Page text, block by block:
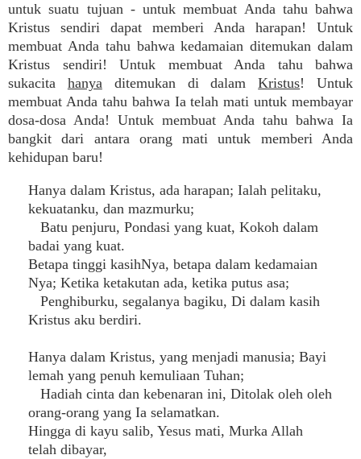
untuk suatu tujuan - untuk membuat Anda tahu bahwa
Kristus sendiri dapat memberi Anda harapan! Untuk
membuat Anda tahu bahwa kedamaian ditemukan dalam
Kristus sendiri! Untuk membuat Anda tahu bahwa
sukacita hanyaditemukan di dalamKristus! Untuk
membuat Anda tahu bahwa Ia telah mati untuk membayar
dosa-dosa Anda! Untuk membuat Anda tahu bahwa Ia
bangkit dari antara orang mati untuk memberi Anda
kehidupan baru!
Hanya dalam Kristus, ada harapan; Ialah pelitaku,
kekuatanku, dan mazmurku;
Batu penjuru, Pondasi yang kuat, Kokoh dalam
badai yang kuat.
Betapa tinggi kasihNya, betapa dalam kedamaian
Nya; Ketika ketakutan ada, ketika putus asa;
Penghiburku, segalanya bagiku, Di dalam kasih
Kristus aku berdiri.
Hanya dalam Kristus, yang menjadi manusia; Bayi
lemah yang penuh kemuliaan Tuhan;
Hadiah cinta dan kebenaran ini, Ditolak oleh oleh
orang-orang yang Ia selamatkan.
Hingga di kayu salib, Yesus mati, Murka Allah
telah dibayar,